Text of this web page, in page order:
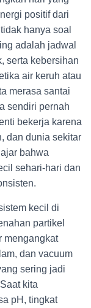
positif dari
hanya soal
adalah jadwal
serta kebersihan
air keruh atau
merasa santai
sendiri pernah
bekerja karena
dan dunia sekitar
bahwa
sehari-hari dan
kecil di
partikel
mengangkat
dan vacuum
sering jadi
kita
pH, tingkat